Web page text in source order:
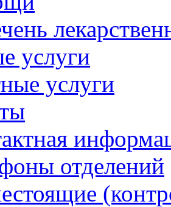
услуги
услуги
отделений